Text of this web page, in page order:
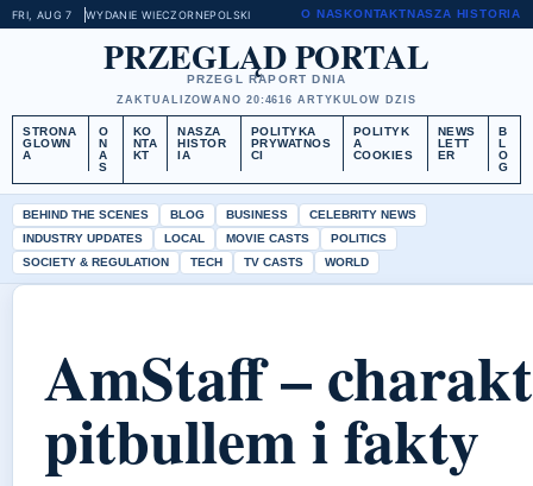
FRI, AUG 7 WYDANIE WIECZORNEPOLSKI O NASKONTAKTNASZA HISTORIA
PRZEGLĄD PORTAL
PRZEGL RAPORT DNIA
ZAKTUALIZOWANO 20:4616 ARTYKULOW DZIS
STRONA
GLOWN
A
O
N
A
S
KO
NTA
KT
NASZA
HISTOR
IA
POLITYKA
PRYWATNOS
CI
POLITYK
A
COOKIES
NEWS
LETT
ER
B
L
O
G
BEHIND THE SCENES BLOG BUSINESS
CELEBRITY NEWS
INDUSTRY UPDATES
LOCAL MOVIE CASTS
POLITICS
SOCIETY & REGULATION
TECH TV CASTS WORLD
AmStaff –
pitbullem i fakty